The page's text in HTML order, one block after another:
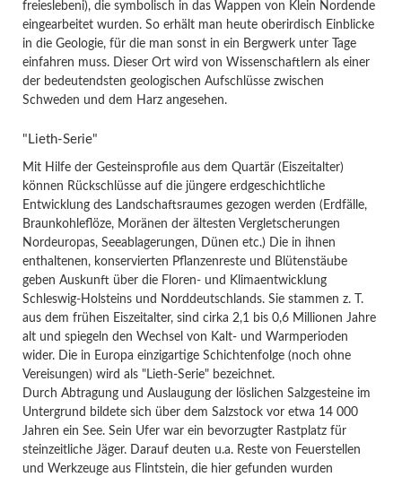
freieslebeni), die symbolisch in das Wappen von Klein Nordende
eingearbeitet wurden. So erhält man heute oberirdisch Einblicke
in die Geologie, für die man sonst in ein Bergwerk unter Tage
einfahren muss. Dieser Ort wird von Wissenschaftlern als einer
der bedeutendsten geologischen Aufschlüsse zwischen
Schweden und dem Harz angesehen.
"Lieth-Serie"
Mit Hilfe der Gesteinsprofile aus dem Quartär (Eiszeitalter)
können Rückschlüsse auf die jüngere erdgeschichtliche
Entwicklung des Landschaftsraumes gezogen werden (Erdfälle,
Braunkohleflöze, Moränen der ältesten Vergletscherungen
Nordeuropas, Seeablagerungen, Dünen etc.) Die in ihnen
enthaltenen, konservierten Pflanzenreste und Blütenstäube
geben Auskunft über die Floren- und Klimaentwicklung
Schleswig-Holsteins und Norddeutschlands. Sie stammen z. T.
aus dem frühen Eiszeitalter, sind cirka 2,1 bis 0,6 Millionen Jahre
alt und spiegeln den Wechsel von Kalt- und Warmperioden
wider. Die in Europa einzigartige Schichtenfolge (noch ohne
Vereisungen) wird als "Lieth-Serie" bezeichnet.
Durch Abtragung und Auslaugung der löslichen Salzgesteine im
Untergrund bildete sich über dem Salzstock vor etwa 14 000
Jahren ein See. Sein Ufer war ein bevorzugter Rastplatz für
steinzeitliche Jäger. Darauf deuten u.a. Reste von Feuerstellen
und Werkzeuge aus Flintstein, die hier gefunden wurden